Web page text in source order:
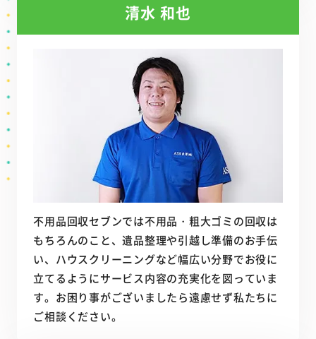
清水 和也
不用品回収セブンでは不用品・粗大ゴミの回収は
もちろんのこと、遺品整理や引越し準備のお手伝
い、ハウスクリーニングなど幅広い分野でお役に
立てるようにサービス内容の充実化を図っていま
す。お困り事がございましたら遠慮せず私たちに
ご相談ください。